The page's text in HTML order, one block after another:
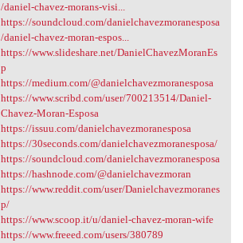
/daniel-chavez-morans-visi...
https://soundcloud.com/danielchavezmoranesposa
/daniel-chavez-moran-espos...
https://www.slideshare.net/DanielChavezMoranEs
p
https://medium.com/@danielchavezmoranesposa
https://www.scribd.com/user/700213514/Daniel-
Chavez-Moran-Esposa
https://issuu.com/danielchavezmoranesposa
https://30seconds.com/danielchavezmoranesposa/
https://soundcloud.com/danielchavezmoranesposa
https://hashnode.com/@danielchavezmoran
https://www.reddit.com/user/Danielchavezmoranes
p/
https://www.scoop.it/u/daniel-chavez-moran-wife
https://www.freeed.com/users/380789